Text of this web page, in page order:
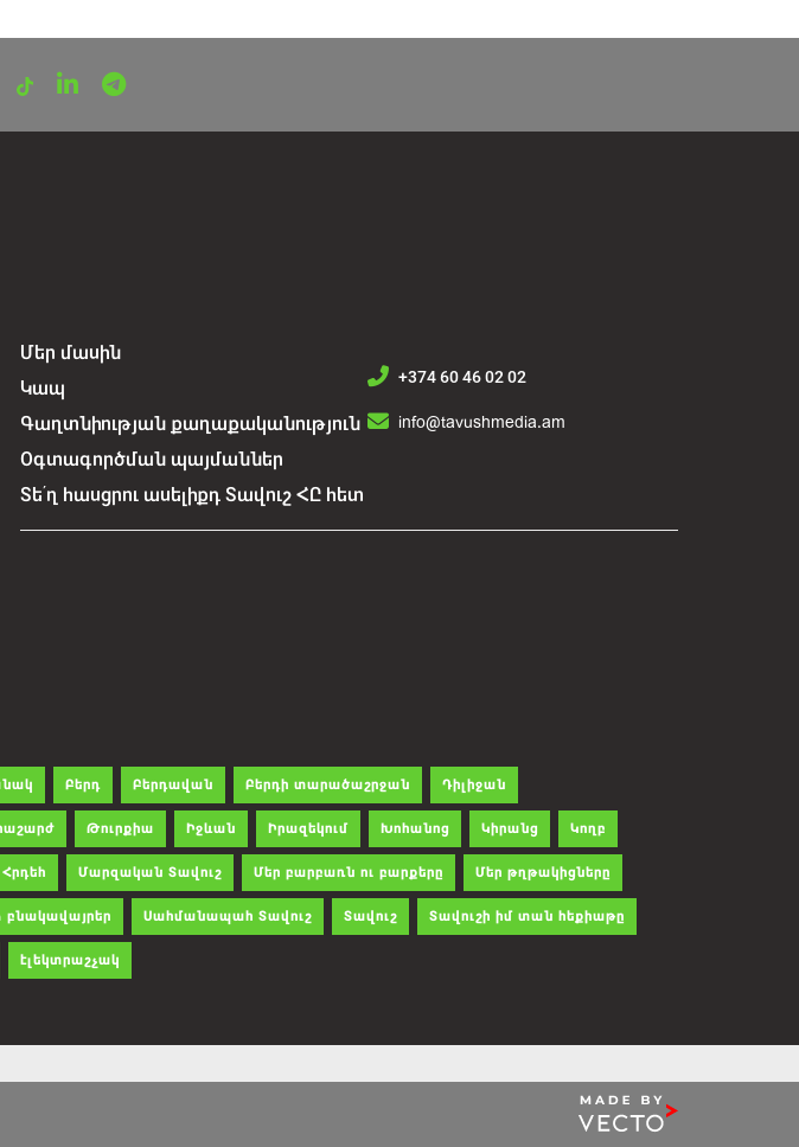
Մեր մասին
Կապ
Գաղտնիության քաղաքականություն
Օգտագործման պայմաններ
Տե՛ղ հասցրու ասելիքդ Տավուշ ՀԸ հետ
+374 60 46 02 02
info@tavushmedia.am
Բերդ Բերդավան Բերդի տարածաշրջան Դիլիջան
Թուրքիա Իջևան Իրազեկում Խոհանոց Կիրանց Կողբ
Հրդեհ Մարզական Տավուշ Մեր բարբառն ու բարքերը Մեր թղթակիցները
Սահմանապահ Տավուշ Տավուշ Տավուշի իմ տան հեքիաթը
էլեկտրաշչակ